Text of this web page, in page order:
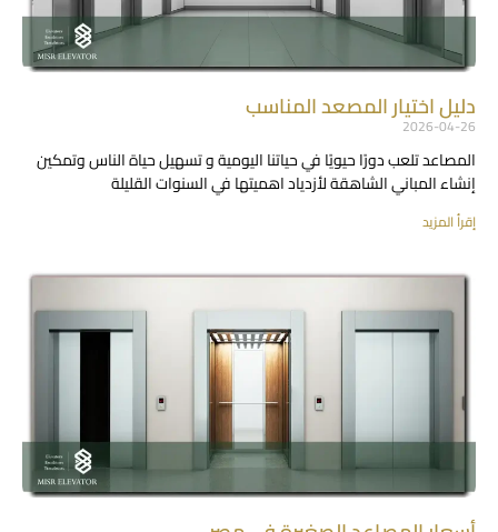
دليل اختيار المصعد المناسب
2026-04-26
المصاعد تلعب دورًا حيويًا في حياتنا اليومية و تسهيل حياة الناس وتمكين
إنشاء المباني الشاهقة لأزدياد اهميتها في السنوات القليلة
إقرأ المزيد